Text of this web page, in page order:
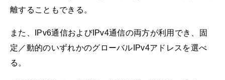
離することもできる。
また、IPv6通信およびIPv4通信の両方が利用でき、固
定／動的のいずれかのグローバルIPv4アドレスを選べ
る。